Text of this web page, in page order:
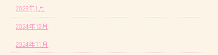
2025年1月
2024年12月
2024年11月